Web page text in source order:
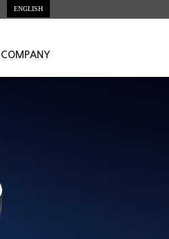
ENGLISH
COMPANY